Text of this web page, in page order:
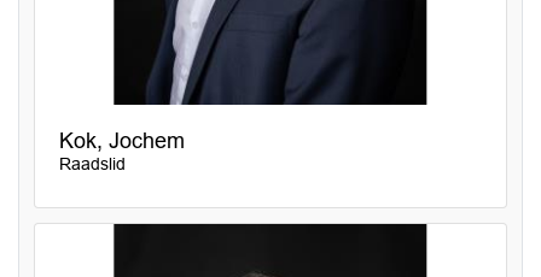
Kok, Jochem
Raadslid